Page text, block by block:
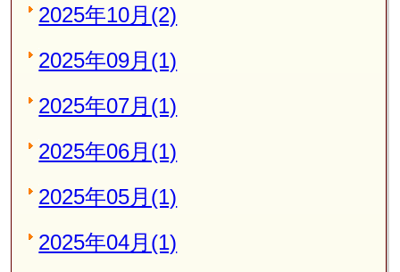
2025年10月(2)
2025年09月(1)
2025年07月(1)
2025年06月(1)
2025年05月(1)
2025年04月(1)